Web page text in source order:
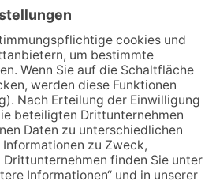
Junge Musiker erringen Sieg
beim Mendelssohn-
Wettbewerb
Partnerschaftsverein
Kronberg-Aberystwyth feiert
30-Jähriges
„Die Globale Märchenstraße“:
Workshopreihe in der
Stadtbücherei